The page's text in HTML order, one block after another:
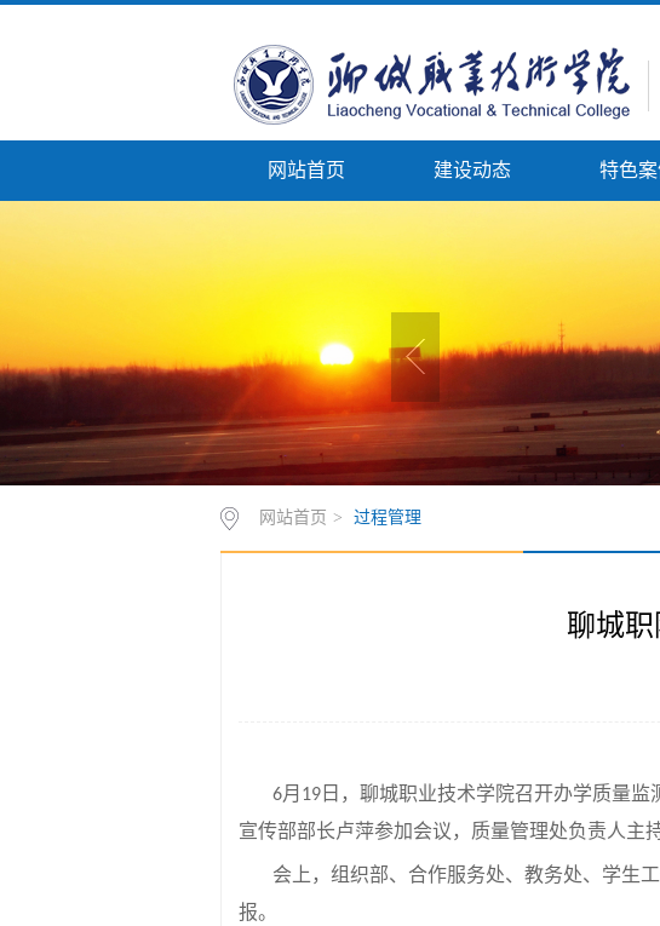
网站首页 建设动态 特色案
网站首页 > 过程管理
聊城
6月 19日，聊城职业技术学院召开办学质量监
宣传部部长卢萍参加会议，质量管理处负责人主
会上，组织部、合作服务处、教务处、学生
报。